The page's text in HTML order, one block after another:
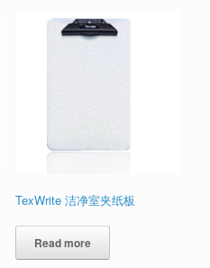
TexWrite 洁净室夹纸板
Read more